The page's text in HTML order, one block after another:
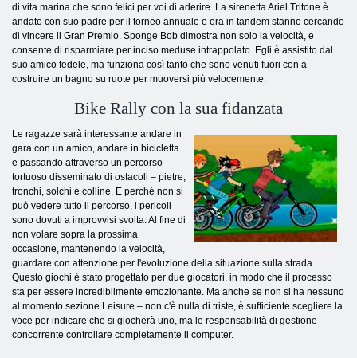
di vita marina che sono felici per voi di aderire. La sirenetta Ariel Tritone è
andato con suo padre per il torneo annuale e ora in tandem stanno cercando
di vincere il Gran Premio. Sponge Bob dimostra non solo la velocità, e
consente di risparmiare per inciso meduse intrappolato. Egli è assistito dal
suo amico fedele, ma funziona così tanto che sono venuti fuori con a
costruire un bagno su ruote per muoversi più velocemente.
Bike Rally con la sua fidanzata
Le ragazze sarà interessante andare in
gara con un amico, andare in bicicletta
e passando attraverso un percorso
tortuoso disseminato di ostacoli – pietre,
tronchi, solchi e colline. E perché non si
può vedere tutto il percorso, i pericoli
sono dovuti a improvvisi svolta. Al fine di
non volare sopra la prossima
occasione, mantenendo la velocità,
guardare con attenzione per l'evoluzione della situazione sulla strada.
Questo giochi è stato progettato per due giocatori, in modo che il processo
sta per essere incredibilmente emozionante. Ma anche se non si ha nessuno
al momento sezione Leisure – non c'è nulla di triste, è sufficiente scegliere la
voce per indicare che si giocherà uno, ma le responsabilità di gestione
concorrente controllare completamente il computer.